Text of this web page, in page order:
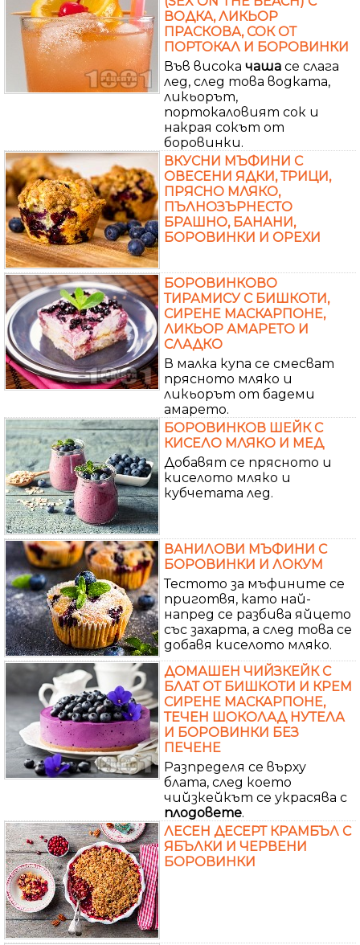
ВОДКА, ЛИКЬОР
ПРАСКОВА, СОК ОТ
ПОРТОКАЛ И БОРОВИНКИ
Във висока чаша се слага
лед, след това водката,
ликьорът,
портокаловият сок и
накрая сокът от
боровинки.
ВКУСНИ МЪФИНИ С
ОВЕСЕНИ ЯДКИ, ТРИЦИ,
ПРЯСНО МЛЯКО,
ПЪЛНОЗЪРНЕСТО
БРАШНО, БАНАНИ,
БОРОВИНКИ И ОРЕХИ
БОРОВИНКОВО
ТИРАМИСУ С БИШКОТИ,
СИРЕНЕ МАСКАРПОНЕ,
ЛИКЬОР АМАРЕТО И
СЛАДКО
В малка купа се смесват
прясното мляко и
ликьорът от бадеми
амарето.
БОРОВИНКОВ ШЕЙК С
КИСЕЛО МЛЯКО И МЕД
Добавят се прясното и
киселото мляко и
кубчетата лед.
ВАНИЛОВИ МЪФИНИ С
БОРОВИНКИ И ЛОКУМ
Тестото за мъфините се
приготвя, като най-
напред се разбива яйцето
със захарта, а след това се
добавя киселото мляко.
ДОМАШЕН ЧИЙЗКЕЙК С
БЛАТ ОТ БИШКОТИ И КРЕМ
СИРЕНЕ МАСКАРПОНЕ,
ТЕЧЕН ШОКОЛАД НУТЕЛА
И БОРОВИНКИ БЕЗ
ПЕЧЕНЕ
Разпределя се върху
блата, след което
чийзкейкът се украсява с
плодовете.
ЛЕСЕН ДЕСЕРТ КРАМБЪЛ С
ЯБЪЛКИ И ЧЕРВЕНИ
БОРОВИНКИ